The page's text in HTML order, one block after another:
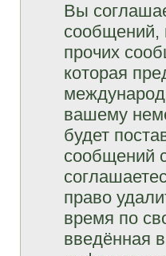
Вы
сообщений,
прочих
которая
вашему
будет
сообщений
право
время по
введённая